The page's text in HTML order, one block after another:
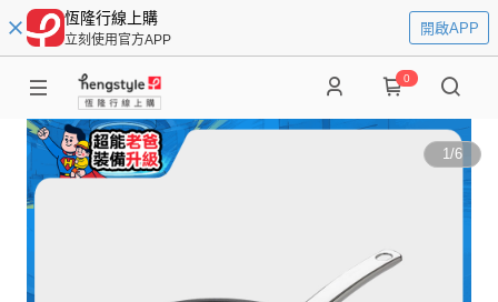
恆隆行線上購
立刻使用官方APP
開啟APP
0
1/6